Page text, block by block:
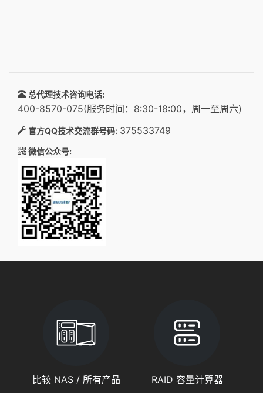
总代理技术咨询电话:
400-8570-075(服务时间：8:30-18:00，周一至周六)
官方QQ技术交流群号码: 375533749
微信公众号:
比较 NAS / 所有产品 RAID 容量计算器